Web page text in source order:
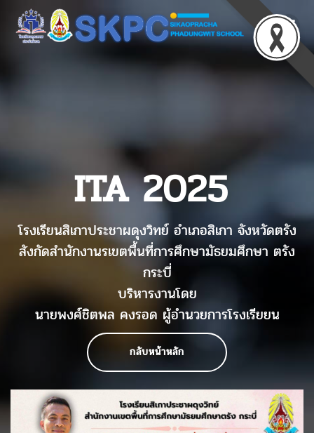
ITA 2025
โรงเรียนสิเกาประชาผดุงวิทย์ อำเภอสิเกา จังหวัดตรัง
สังกัดสำนักงานรเขตพื้นที่การศึกษามัธยมศึกษา ตรัง
กระบี่
บริหารงานโดย
นายพงศ์ชิตพล คงรอด ผู้อำนวยการโรงเรียยน
กลับหน้าหลัก